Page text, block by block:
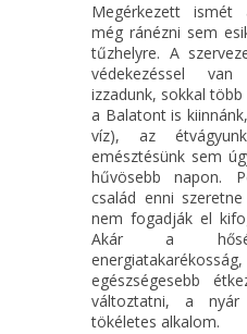
Megérkezett ismét
még ránézni sem
tűzhelyre. A
védekezéssel
izzadunk, sokkal
a Balatont is
víz), az
emésztésünk sem
hűvösebb napon.
család enni
nem fogadják el
Akár a
egészségesebb
változtatni, a
tökéletes alkalom.